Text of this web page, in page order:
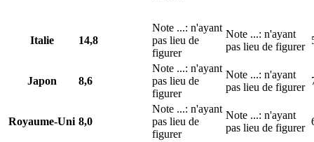
Italie 14,8
Note ...: n'ayant
pas lieu de
figurer
Note ...: n'ayant
pas lieu de figurer
Japon 8,6
Note ...: n'ayant
pas lieu de
figurer
Note ...: n'ayant
pas lieu de figurer
Royaume-Uni 8,0
Note ...: n'ayant
pas lieu de
figurer
Note ...: n'ayant
pas lieu de figurer